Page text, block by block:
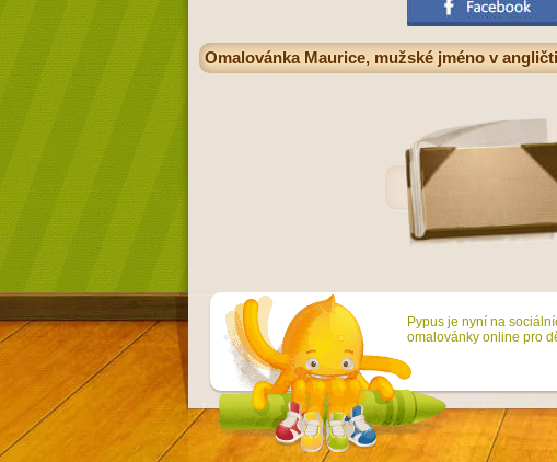
Omalovánka Maurice, mužské jméno v
Pypus je nyní na
omalovánky online pro